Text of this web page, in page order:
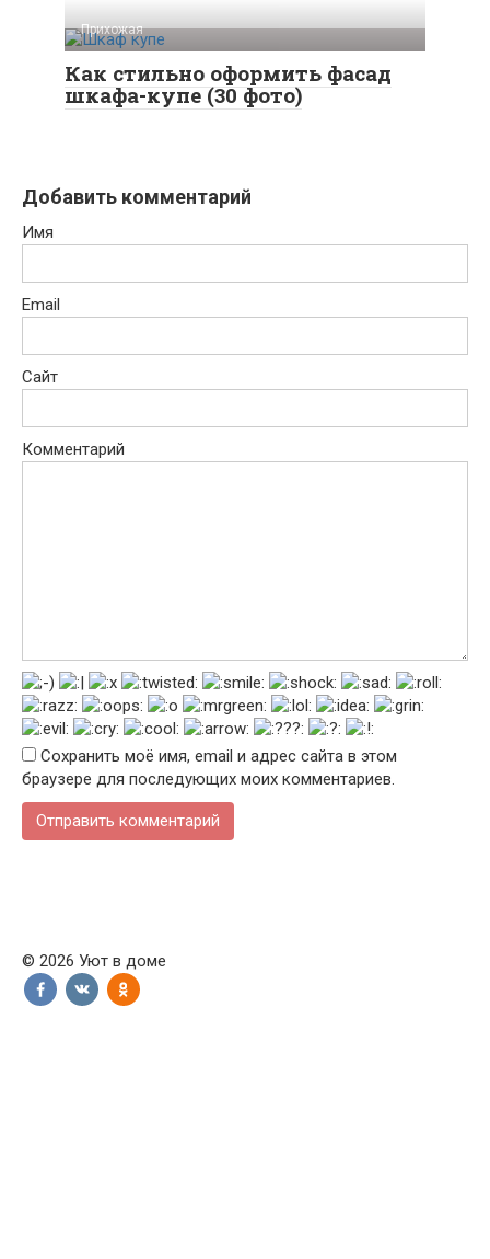
Прихожая
Как стильно оформить фасад
шкафа-купе (30 фото)
Добавить комментарий
Имя
Email
Сайт
Комментарий
Сохранить моё имя, email и адрес сайта в этом
браузере для последующих моих комментариев.
© 2026 Уют в доме